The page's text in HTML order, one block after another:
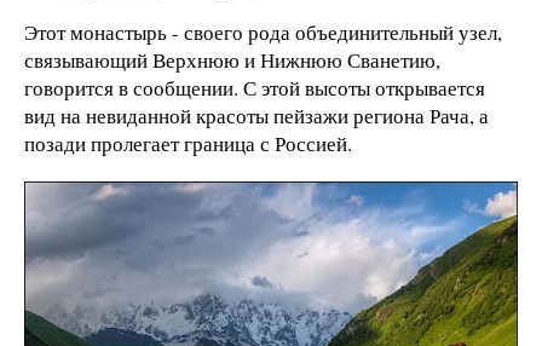
Этот монастырь - своего рода объединительный узел,
связывающий Верхнюю и Нижнюю Сванетию,
говорится в сообщении. С этой высоты открывается
вид на невиданной красоты пейзажи региона Рача, а
позади пролегает граница с Россией.